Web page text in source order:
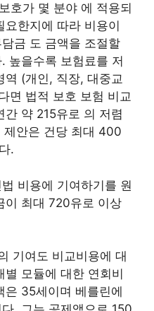
호가 몇 분야 에 적용되
한지에 따라 비용이
금 도 금액을 조절할
높을수록 보험료를 저
역 (개인, 직장, 대중교
면 법적 보호 보험 비교
간 약 215유로 의 저렴
제안은 건당 최대 400
.
비용에 기여하기를 원
이 최대 720유로 이상
기여도 비교비용에 대
모듈에 대한 연회비
은 35세이며 베를린에